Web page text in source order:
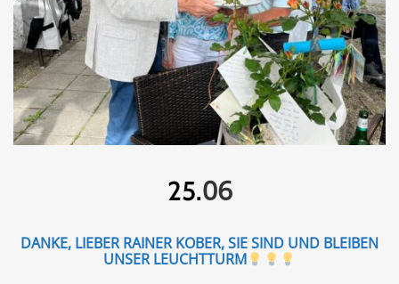
25.06
DANKE, LIEBER RAINER KOBER, SIE SIND UND BLEIBEN
UNSER LEUCHTTURM